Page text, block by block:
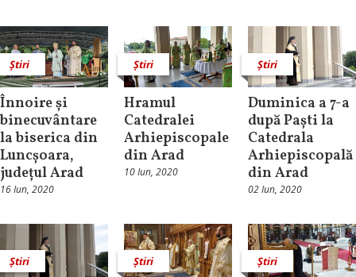
Știri
Înnoire și
binecuvântare
la biserica din
Luncșoara,
județul Arad
16 Iun, 2020
Știri
Hramul
Catedralei
Arhiepiscopale
din Arad
10 Iun, 2020
Știri
Duminica a 7-a
după Paști la
Catedrala
Arhiepiscopală
din Arad
02 Iun, 2020
Știri Știri Știri